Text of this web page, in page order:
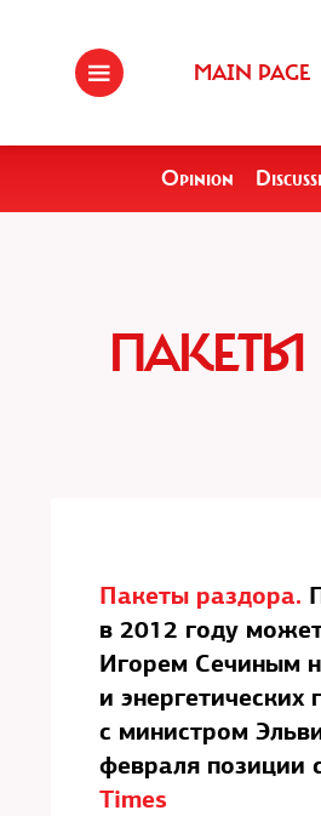
MAIN PAGE
Opinion
ПАКЕТЫ
Пакеты раздора.
в 2012 году
Игорем Сечиным
и энергетических
с министром
февраля позиции
Times